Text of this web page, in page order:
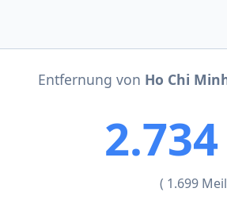
Entfernung von Ho Chi
( 1.699